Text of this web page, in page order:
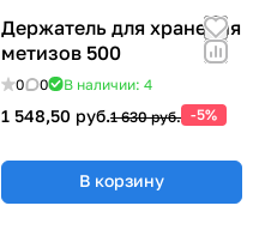
Держатель для хранения
метизов 500
0 0 В наличии: 4
1 548,50 руб.1 630 руб. -5%
В корзину